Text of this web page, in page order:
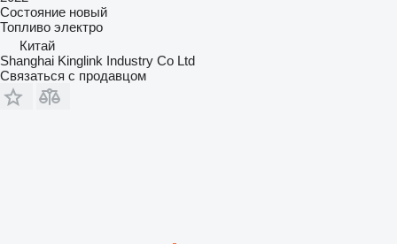
Состояние новый
Топливо электро
Китай
Shanghai Kinglink Industry Co Ltd
Связаться с продавцом